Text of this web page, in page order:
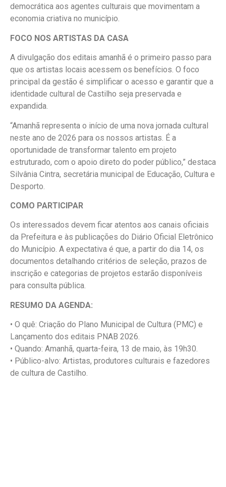
democrática aos agentes culturais que movimentam a
economia criativa no município.
FOCO NOS ARTISTAS DA CASA
A divulgação dos editais amanhã é o primeiro passo para
que os artistas locais acessem os benefícios. O foco
principal da gestão é simplificar o acesso e garantir que a
identidade cultural de Castilho seja preservada e
expandida.
“Amanhã representa o início de uma nova jornada cultural
neste ano de 2026 para os nossos artistas. É a
oportunidade de transformar talento em projeto
estruturado, com o apoio direto do poder público,” destaca
Silvânia Cintra, secretária municipal de Educação, Cultura e
Desporto.
COMO PARTICIPAR
Os interessados devem ficar atentos aos canais oficiais
da Prefeitura e às publicações do Diário Oficial Eletrônico
do Município. A expectativa é que, a partir do dia 14, os
documentos detalhando critérios de seleção, prazos de
inscrição e categorias de projetos estarão disponíveis
para consulta pública.
RESUMO DA AGENDA:
• O quê: Criação do Plano Municipal de Cultura (PMC) e
Lançamento dos editais PNAB 2026.
• Quando: Amanhã, quarta-feira, 13 de maio, às 19h30.
• Público-alvo: Artistas, produtores culturais e fazedores
de cultura de Castilho.